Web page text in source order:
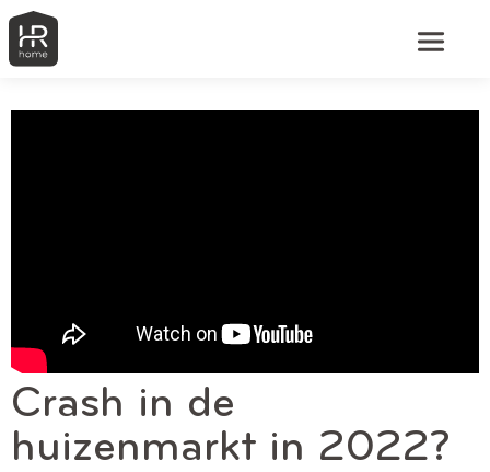
Crash in de
huizenmarkt in 2022?